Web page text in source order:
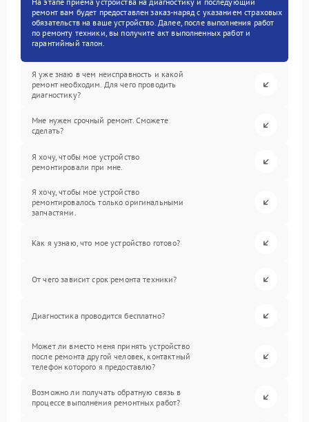
ремонт вам будет предоставлен заказ-наряд с указанием страховых
обязательств на ваше устройство. Далее, после выполнения работ
по ремонту техники, вы получите акт выполненных работ и
гарантийный талон.
Я уже знаю в чем неисправность и какой
ремонт необходим. Для чего проводить
диагностику?
Мне нужен срочный ремонт. Сможете
сделать?
Я хочу, чтобы мое устройство
ремонтировали при мне.
Я хочу, чтобы мое устройство
ремонтировалось только оригинальными
запчастями.
Как я узнаю, что мое устройство готово?
От чего зависит срок ремонта техники?
Диагностика проводится бесплатно?
Может ли вместо меня принять устройство
после ремонта другой человек, контактный
телефон которого я предоставлю?
Возможно ли получать обратную связь в
процессе выполнения ремонтных работ?